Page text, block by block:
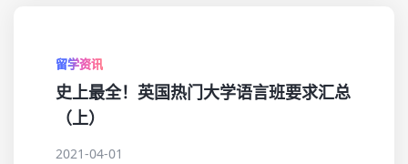
留学资讯
史上最全！英国热门大学语言班要求汇总
（上）
2021-04-01